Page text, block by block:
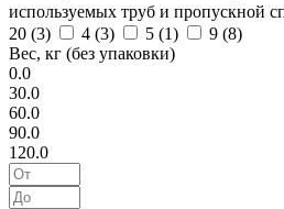
используемых труб и пропускной
20 (3) 4 (3) 5 (1) 9 (8)
Вес, кг (без упаковки)
0.0
30.0
60.0
90.0
120.0